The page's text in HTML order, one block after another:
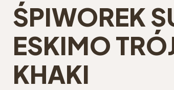
ŚPIWOREK
ESKIMO
KHAKI